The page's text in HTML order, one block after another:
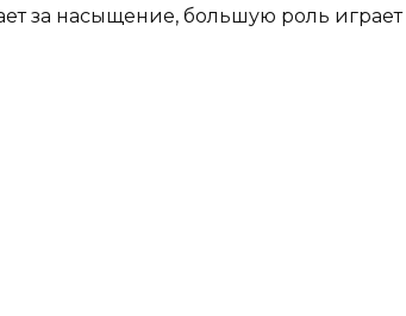
за насыщение, большую роль